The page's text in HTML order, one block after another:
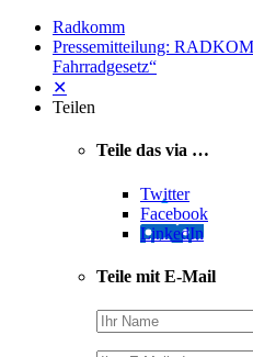
Radkomm
Pressemitteilung:
Fahrradgesetz“
✕
Teilen
Teile das via …
Twitter
Facebook
LinkedIn
Teile mit E-Mail